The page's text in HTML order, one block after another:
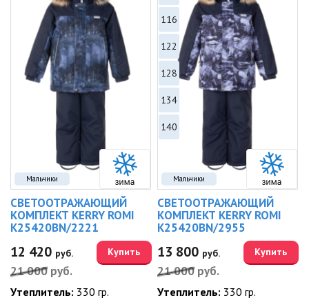
Мальчики
СВЕТООТРАЖАЮЩИЙ
КОМПЛЕКТ KERRY ROMI
K25420BN/2221
12 420 руб.
21 000 руб.
Купить
Утеплитель: 330 гр.
Мальчики
116
122
128
134
140
СВЕТООТРАЖАЮЩИЙ
КОМПЛЕКТ KERRY ROMI
K25420BN/2955
13 800 руб.
21 000 руб.
Купить
Утеплитель: 330 гр.